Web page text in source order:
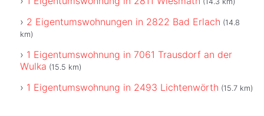
2 Eigentumswohnungen in 2822 Bad Erlach (14.8
km)
1 Eigentumswohnung in 7061 Trausdorf an der
Wulka (15.5 km)
1 Eigentumswohnung in 2493 Lichtenwörth (15.7 km)